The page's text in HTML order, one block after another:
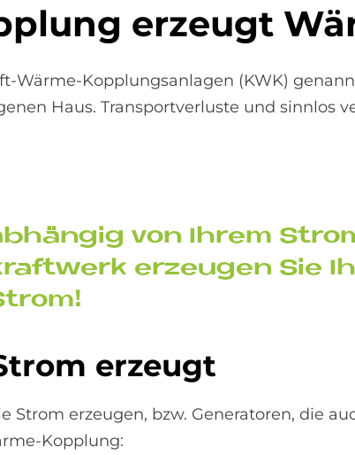
er­zeu­gt
Wärme-Kopplungsanlagen (KWK)
Haus. Transportverluste und sinnlos
von Ih­rem
er­zeu­gen Sie
er­zeu­gt
Strom erzeugen, bzw. Generatoren, die
Kopplung: